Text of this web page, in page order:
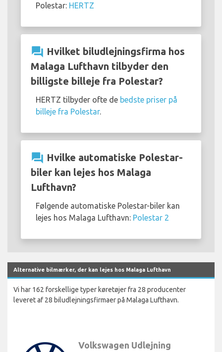
Polestar: HERTZ
question_answer Hvilket biludlejningsfirma hos
Malaga Lufthavn tilbyder den
billigste billeje fra Polestar?
HERTZ tilbyder ofte de bedste priser på
billeje fra Polestar.
question_answer Hvilke automatiske Polestar-
biler kan lejes hos Malaga
Lufthavn?
Følgende automatiske Polestar-biler kan
lejes hos Malaga Lufthavn: Polestar 2
Alternative bilmærker, der kan lejes hos Malaga Lufthavn
Vi har 162 forskellige typer køretøjer fra 28 producenter
leveret af 28 biludlejningsfirmaer på Malaga Lufthavn.
Volkswagen Udlejning